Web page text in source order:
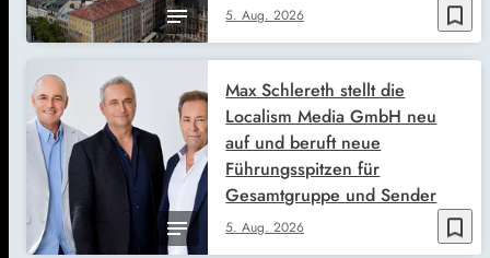
bookmark_border
5. Aug. 2026
bookmark_border
5. Aug. 2026
Max Schlereth stellt die
Localism Media GmbH neu
auf und beruft neue
Führungsspitzen für
Gesamtgruppe und Sender